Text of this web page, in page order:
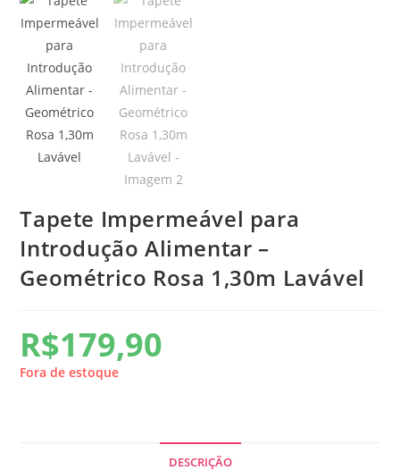
Tapete Impermeável para
Introdução Alimentar –
Geométrico Rosa 1,30m Lavável
R$179,90
Fora de estoque
DESCRIÇÃO